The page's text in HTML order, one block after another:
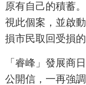
原有自己的積蓄
視此個案，並啟
損市民取回受損的
「睿峰」發展商
公開信，一再強